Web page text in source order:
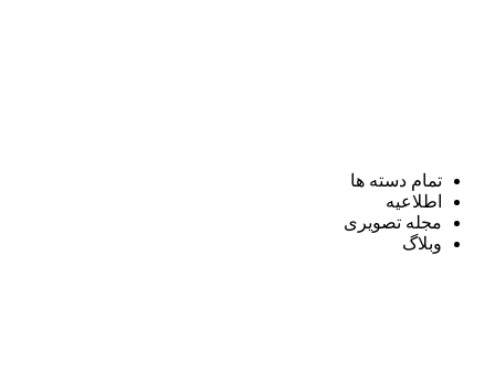
تمام دسته ها
اطلاعیه
مجله تصویری
وبلاگ